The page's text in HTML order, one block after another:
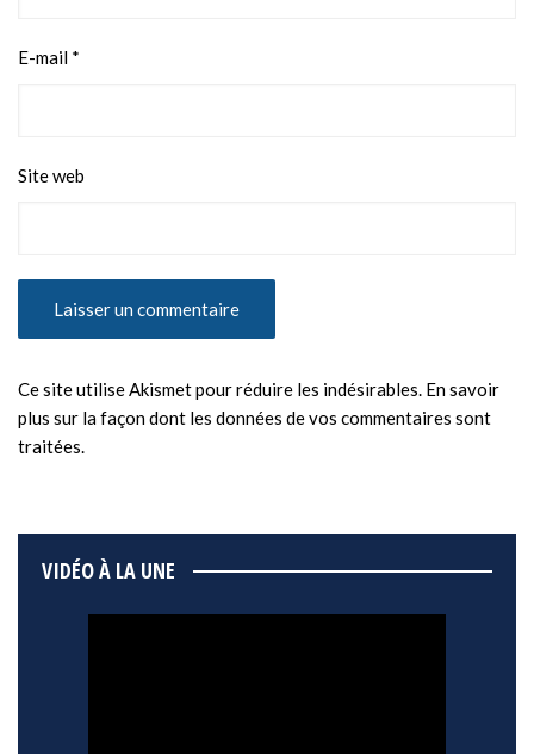
E-mail *
Site web
Ce site utilise Akismet pour réduire les indésirables. En savoir
plus sur la façon dont les données de vos commentaires sont
traitées.
VIDÉO À LA UNE